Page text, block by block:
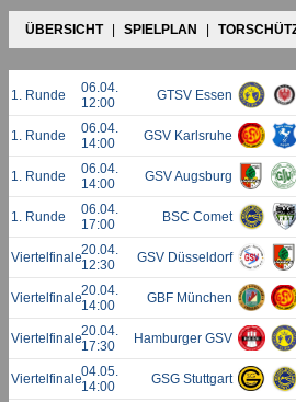
ÜBERSICHT | SPIELPLAN |
1. Runde
06.04.
12:00
GTSV Essen
1. Runde
06.04.
14:00
GSV Karlsruhe
1. Runde
06.04.
14:00
GSV Augsburg
1. Runde
06.04.
17:00
BSC Comet
Viertelfinale20.04.
12:30
GSV Düsseldorf
Viertelfinale20.04.
14:00
GBF München
Viertelfinale20.04.
17:30
Hamburger GSV
Viertelfinale04.05.
14:00
GSG Stuttgart